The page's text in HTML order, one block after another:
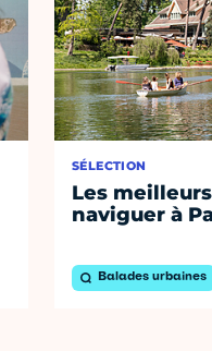
SÉLECTION
Les
naviguer à
Balades urbaines